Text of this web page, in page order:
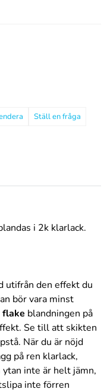
Ställ en fråga
i 2k klarlack.
utifrån den effekt du
bör vara minst
flake blandningen på
Se till att skikten
När du är nöjd
på ren klarlack,
inte är helt jämn,
inte förren